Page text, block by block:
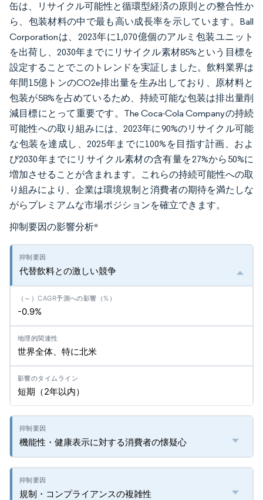
缶は、リサイクル可能性と循環型経済の原則との整合性か
ら、包装材料の中で最も高い成長率を示しています。Ball
Corporationは、2023年に1,070億個のアルミ包装ユニット
を出荷し、2030年までにリサイクル素材85%という目標を
設定することでこのトレンドを実証しました。飲料業界は
年間15億トンのCO2e排出量を生み出しており、原材料と
包装が58%を占めているため、持続可能な包装は排出量削
減目標にとって重要です。The Coca-Cola Companyの持続
可能性への取り組みには、2023年に90%のリサイクル可能
な包装を達成し、2025年までに100%を目指す計画、およ
び2030年までにリサイクル素材の含有量を27%から50%に
増加させることが含まれます。これらの持続可能性への取
り組みにより、企業は環境規制と消費者の期待を満たしな
がらプレミアムな市場ポジションを確立できます。
抑制要因の影響分析*
代替飲料との激しい競争
-0.9%
世界全体、特に北米
短期（2年以内）
機能性・健康表示に対する消費者の懐疑心
規制・コンプライアンスの複雑性